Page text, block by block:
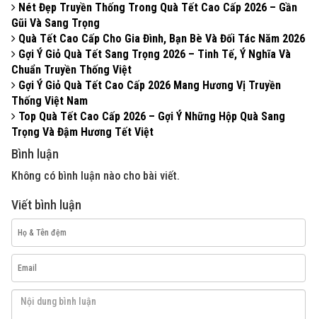
Nét Đẹp Truyền Thống Trong Quà Tết Cao Cấp 2026 – Gần
Gũi Và Sang Trọng
Quà Tết Cao Cấp Cho Gia Đình, Bạn Bè Và Đối Tác Năm 2026
Gợi Ý Giỏ Quà Tết Sang Trọng 2026 – Tinh Tế, Ý Nghĩa Và
Chuẩn Truyền Thống Việt
Gợi Ý Giỏ Quà Tết Cao Cấp 2026 Mang Hương Vị Truyền
Thống Việt Nam
Top Quà Tết Cao Cấp 2026 – Gợi Ý Những Hộp Quà Sang
Trọng Và Đậm Hương Tết Việt
Bình luận
Không có bình luận nào cho bài viết.
Viết bình luận